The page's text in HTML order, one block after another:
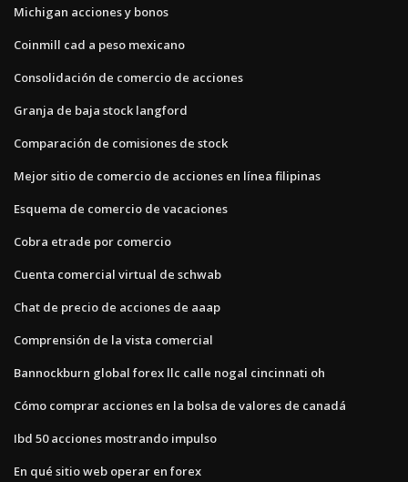
Michigan acciones y bonos
Coinmill cad a peso mexicano
Consolidación de comercio de acciones
Granja de baja stock langford
Comparación de comisiones de stock
Mejor sitio de comercio de acciones en línea filipinas
Esquema de comercio de vacaciones
Cobra etrade por comercio
Cuenta comercial virtual de schwab
Chat de precio de acciones de aaap
Comprensión de la vista comercial
Bannockburn global forex llc calle nogal cincinnati oh
Cómo comprar acciones en la bolsa de valores de canadá
Ibd 50 acciones mostrando impulso
En qué sitio web operar en forex